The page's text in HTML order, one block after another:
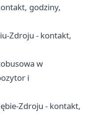
godziny,
Zdroju - kontakt,
w
i
Zdroju - kontakt,